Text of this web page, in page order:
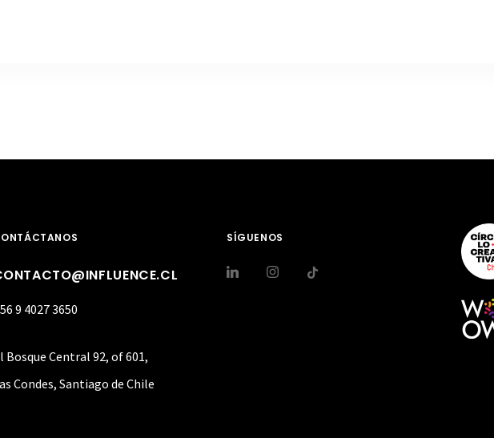
9 4027 3650
Bosque Central 92, of 601,
Condes, Santiago de Chile
SÍGUENOS